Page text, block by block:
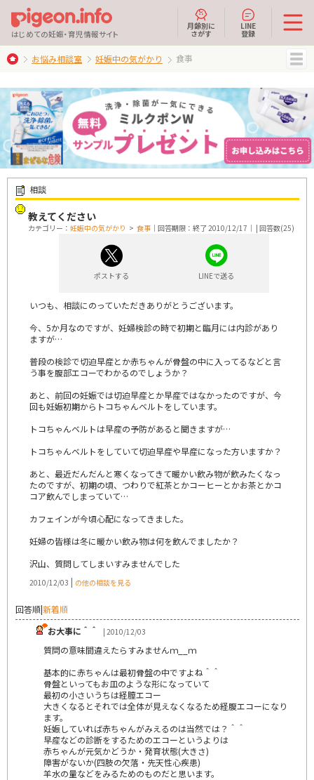
はじめての妊娠・育児情報サイト
月齢別に
さがす
LINE
登録
お悩み相談室 妊娠中の気がかり 食事
相談
教えてください
カテゴリー： 妊娠中の気がかり > 食事 ｜回答期限：終了 2010/12/17｜ | 回答数(25)
ポストする LINEで送る
いつも、相談にのっていただきありがとうございます。
今、5か月なのですが、妊婦検診の時で初期と臨月には内診があり
ますが…
普段の検診で切迫早産とか赤ちゃんが骨盤の中に入ってるなどと言
う事を腹部エコーでわかるのでしょうか？
あと、前回の妊娠では切迫早産とか早産ではなかったのですが、今
回も妊娠初期からトコちゃんベルトをしています。
トコちゃんベルトは早産の予防があると聞きますが…
トコちゃんベルトをしていて切迫早産や早産になった方いますか？
あと、最近だんだんと寒くなってきて暖かい飲み物が飲みたくなっ
たのですが、初期の頃、つわりで紅茶とかコーヒーとかお茶とかコ
コア飲んでしまっていて…
カフェインが今頃心配になってきました。
妊婦の皆様は冬に暖かい飲み物は何を飲んでましたか？
沢山、質問してしまいすみませんでした
2010/12/03 | の他の相談を見る
回答順|新着順
お大事に＾＾
| 2010/12/03
質問の意味間違えたらすみませんｍ__ｍ
基本的に赤ちゃんは最初骨盤の中ですよね＾＾
骨盤といってもお皿のような形になっていて
最初の小さいうちは経膣エコー
大きくなるとそれでは全体が見えなくなるため経腹エコーになり
ます。
妊娠していれば赤ちゃんがみえるのは当然では？＾＾
早産などの診断をするためのエコーというよりは
赤ちゃんが元気かどうか・発育状態(大きさ)
障害がないか(四肢の欠落・先天性心疾患)
羊水の量などをみるためのものだと思います。